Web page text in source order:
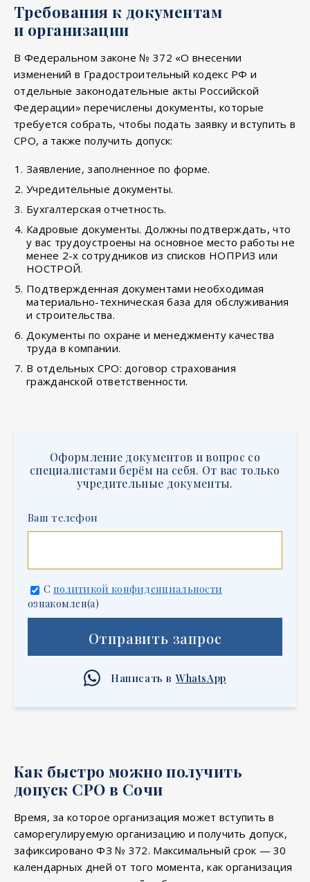
Требования к документам
и организации
В Федеральном законе № 372 «О внесении
изменений в Градостроительный кодекс РФ и
отдельные законодательные акты Российской
Федерации» перечислены документы, которые
требуется собрать, чтобы подать заявку и вступить в
СРО, а также получить допуск:
Заявление, заполненное по форме.
Учредительные документы.
Бухгалтерская отчетность.
Кадровые документы. Должны подтверждать, что
у вас трудоустроены на основное место работы не
менее 2-х сотрудников из списков НОПРИЗ или
НОСТРОЙ.
Подтвержденная документами необходимая
материально-техническая база для обслуживания
и строительства.
Документы по охране и менеджменту качества
труда в компании.
В отдельных СРО: договор страхования
гражданской ответственности.
Оформление документов и вопрос со
специалистами берём на себя. От вас только
учредительные документы.
Ваш телефон
С политикой конфиденциальности
ознакомлен(а)
Отправить запрос
Написать в WhatsApp
Как быстро можно получить
допуск СРО в Сочи
Время, за которое организация может вступить в
саморегулируемую организацию и получить допуск,
зафиксировано ФЗ № 372. Максимальный срок — 30
календарных дней от того момента, как организация